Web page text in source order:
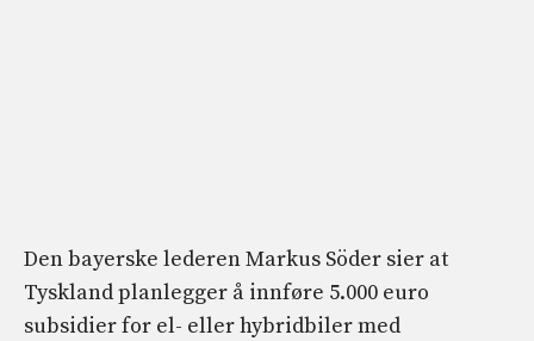
Den bayerske lederen Markus Söder sier at
Tyskland planlegger å innføre 5.000 euro
subsidier for el- eller hybridbiler med